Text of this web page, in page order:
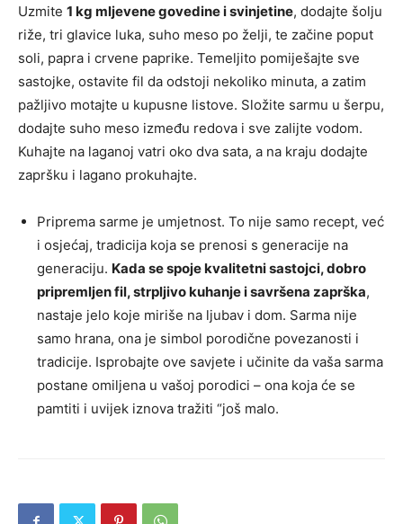
Uzmite 1 kg mljevene govedine i svinjetine, dodajte šolju
riže, tri glavice luka, suho meso po želji, te začine poput
soli, papra i crvene paprike. Temeljito pomiješajte sve
sastojke, ostavite fil da odstoji nekoliko minuta, a zatim
pažljivo motajte u kupusne listove. Složite sarmu u šerpu,
dodajte suho meso između redova i sve zalijte vodom.
Kuhajte na laganoj vatri oko dva sata, a na kraju dodajte
zapršku i lagano prokuhajte.
Priprema sarme je umjetnost. To nije samo recept, već
i osjećaj, tradicija koja se prenosi s generacije na
generaciju. Kada se spoje kvalitetni sastojci, dobro
pripremljen fil, strpljivo kuhanje i savršena zaprška,
nastaje jelo koje miriše na ljubav i dom. Sarma nije
samo hrana, ona je simbol porodične povezanosti i
tradicije. Isprobajte ove savjete i učinite da vaša sarma
postane omiljena u vašoj porodici – ona koja će se
pamtiti i uvijek iznova tražiti “još malo.